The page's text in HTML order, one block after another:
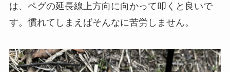
は、ペグの延長線上方向に向かって叩くと良いで
す。慣れてしまえばそんなに苦労しません。